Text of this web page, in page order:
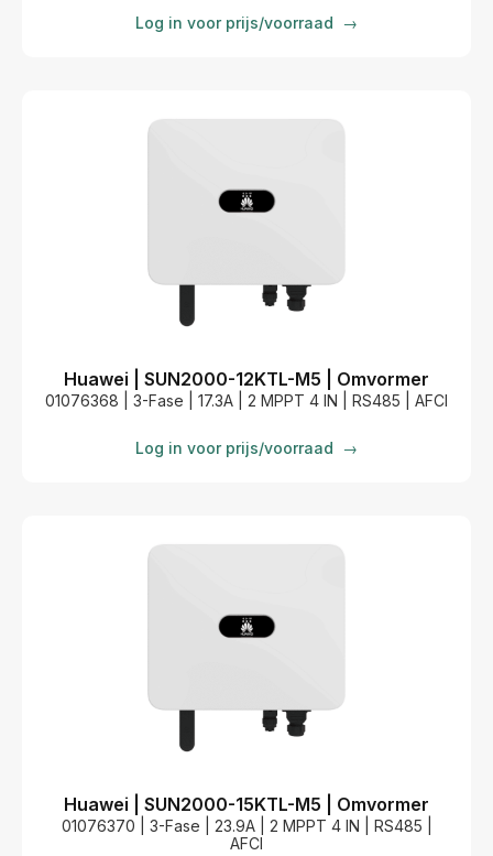
Log in voor prijs/voorraad →
Huawei | SUN2000-12KTL-M5 | Omvormer
01076368 | 3-Fase | 17.3A | 2 MPPT 4 IN | RS485 | AFCI
Log in voor prijs/voorraad →
Huawei | SUN2000-15KTL-M5 | Omvormer
01076370 | 3-Fase | 23.9A | 2 MPPT 4 IN | RS485 |
AFCI